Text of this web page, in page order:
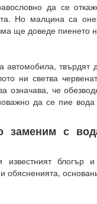
да се
Но малцина са
ще доведе пиенето
твърдят
ни светва
означава, че
да се пие
с
блогър